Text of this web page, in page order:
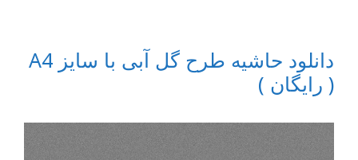
دانلود حاشیه طرح گل آبی با سایز A4
( رایگان )